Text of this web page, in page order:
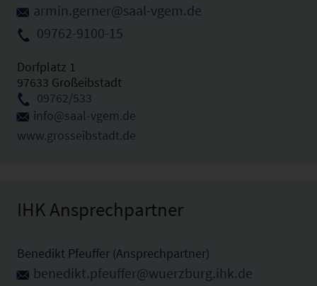
armin.gerner@saal-vgem.de
09762-9100-15
Dorfplatz 1
97633 Großeibstadt
09762/533
info@saal-vgem.de
www.grosseibstadt.de
IHK Ansprechpartner
Benedikt Pfeuffer (Ansprechpartner)
benedikt.pfeuffer@wuerzburg.ihk.de